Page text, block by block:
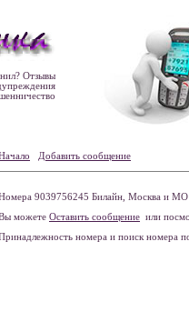
Отзывы
Добавить сообщение
9039756245 Билайн, Москва и МО
можете Оставить сообщение или
номера и поиск номера